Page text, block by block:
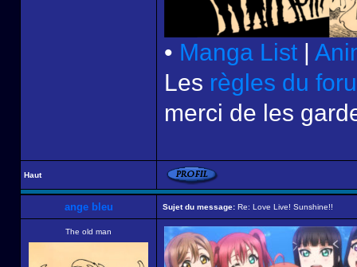
• Manga List |
Les règles du
merci de les
Haut
ange bleu Sujet du message: Re: Love Live! Sunshine!!
The old man